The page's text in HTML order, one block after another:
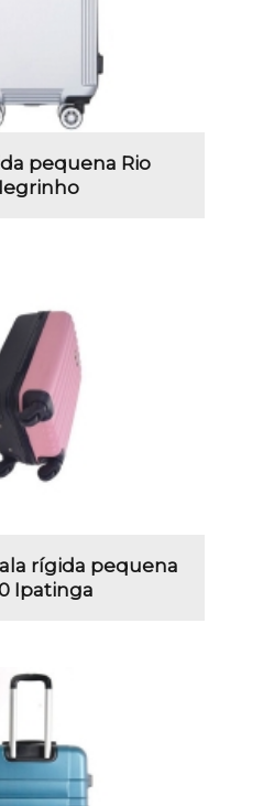
pequena Rio
rígida pequena
Ipatinga